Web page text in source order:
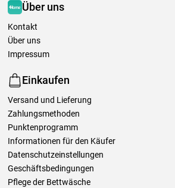
Über uns
Kontakt
Über uns
Impressum
Einkaufen
Versand und Lieferung
Zahlungsmethoden
Punktenprogramm
Informationen für den Käufer
Datenschutzeinstellungen
Geschäftsbedingungen
Pflege der Bettwäsche